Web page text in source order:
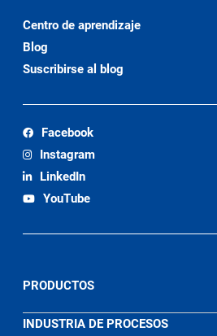
Centro de aprendizaje
Blog
Suscribirse al blog
Facebook
Instagram
LinkedIn
YouTube
PRODUCTOS
INDUSTRIA DE PROCESOS